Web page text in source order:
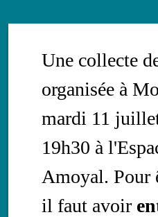
Une collecte
organisée à
mardi 11
19h30 à
Amoyal. Pour
il faut avoir